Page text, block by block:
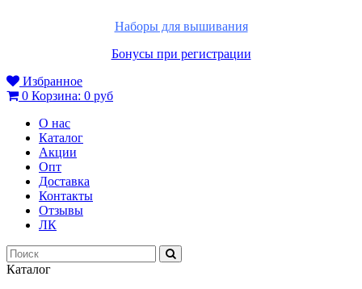
Наборы для вышивания
Бонусы при регистрации
Избранное
0 Корзина: 0 руб
О нас
Каталог
Акции
Опт
Доставка
Контакты
Отзывы
ЛК
Каталог